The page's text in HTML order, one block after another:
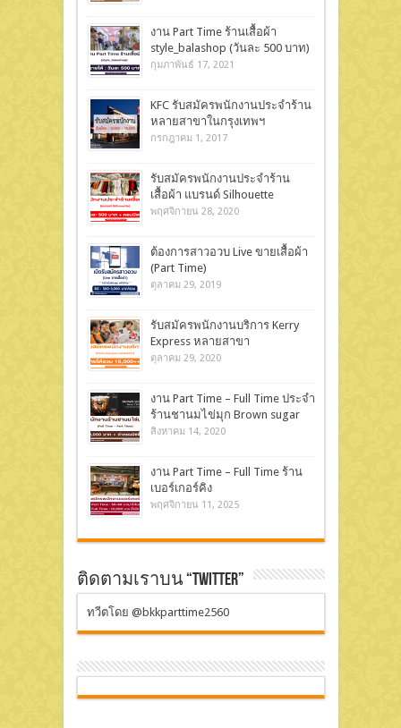
งาน Part Time ร้านเสื้อผ้า
style_balashop (วันละ 500 บาท)
กุมภาพันธ์ 17, 2021
KFC รับสมัครพนักงานประจำร้าน
หลายสาขาในกรุงเทพฯ
กรกฎาคม 1, 2017
รับสมัครพนักงานประจำร้าน
เสื้อผ้า แบรนด์ Silhouette
พฤศจิกายน 28, 2020
ต้องการสาวอวบ Live ขายเสื้อผ้า
(Part Time)
ตุลาคม 29, 2019
รับสมัครพนักงานบริการ Kerry
Express หลายสาขา
ตุลาคม 29, 2020
งาน Part Time – Full Time ประจำ
ร้านชานมไข่มุก Brown sugar
สิงหาคม 14, 2020
งาน Part Time – Full Time ร้าน
เบอร์เกอร์คิง
พฤศจิกายน 11, 2025
ติดตามเราบน “Twitter”
ทวีตโดย @bkkparttime2560